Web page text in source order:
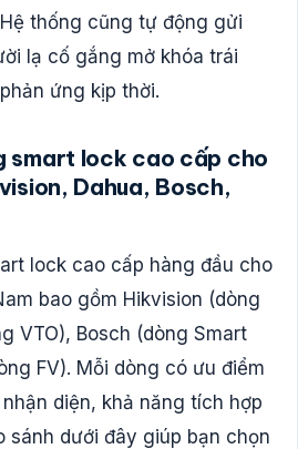
thống cũng tự động gửi
lạ cố gắng mở khóa trái
ứng kịp thời.
smart lock cao cấp cho
Dahua, Bosch,
lock cao cấp hàng đầu cho
bao gồm Hikvision (dòng
VTO), Bosch (dòng Smart
FV). Mỗi dòng có ưu điểm
diện, khả năng tích hợp
sánh dưới đây giúp bạn chọn